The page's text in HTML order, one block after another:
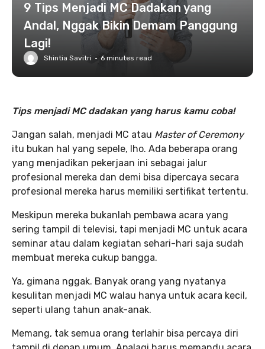
9 Tips Menjadi MC Dadakan yang
Andal, Nggak Bikin Demam Panggung
Lagi!
Shintia Savitri · 6 minutes read
Tips menjadi MC dadakan yang harus kamu coba!
Jangan salah, menjadi MC atau Master of Ceremony
itu bukan hal yang sepele, lho. Ada beberapa orang
yang menjadikan pekerjaan ini sebagai jalur
profesional mereka dan demi bisa dipercaya secara
profesional mereka harus memiliki sertifikat tertentu.
Meskipun mereka bukanlah pembawa acara yang
sering tampil di televisi, tapi menjadi MC untuk acara
seminar atau dalam kegiatan sehari-hari saja sudah
membuat mereka cukup bangga.
Ya, gimana nggak. Banyak orang yang nyatanya
kesulitan menjadi MC walau hanya untuk acara kecil,
seperti ulang tahun anak-anak.
Memang, tak semua orang terlahir bisa percaya diri